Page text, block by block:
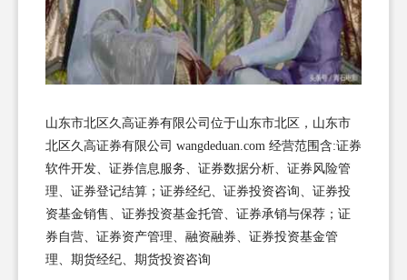
山东市北区久高证券有限公司位于山东市北区，山东市
北区久高证券有限公司 wangdeduan.com 经营范围含:证券
软件开发、证券信息服务、证券数据分析、证券风险管
理、证券登记结算；证券经纪、证券投资咨询、证券投
资基金销售、证券投资基金托管、证券承销与保荐；证
券自营、证券资产管理、融资融券、证券投资基金管
理、期货经纪、期货投资咨询